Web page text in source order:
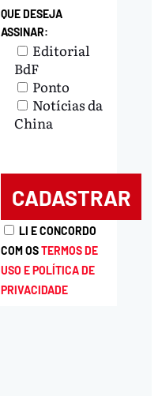
QUE DESEJA
ASSINAR:
Editorial
BdF
Ponto
Notícias da
China
LI E CONCORDO
COM OSTERMOS DE
USO E POLÍTICA DE
PRIVACIDADE